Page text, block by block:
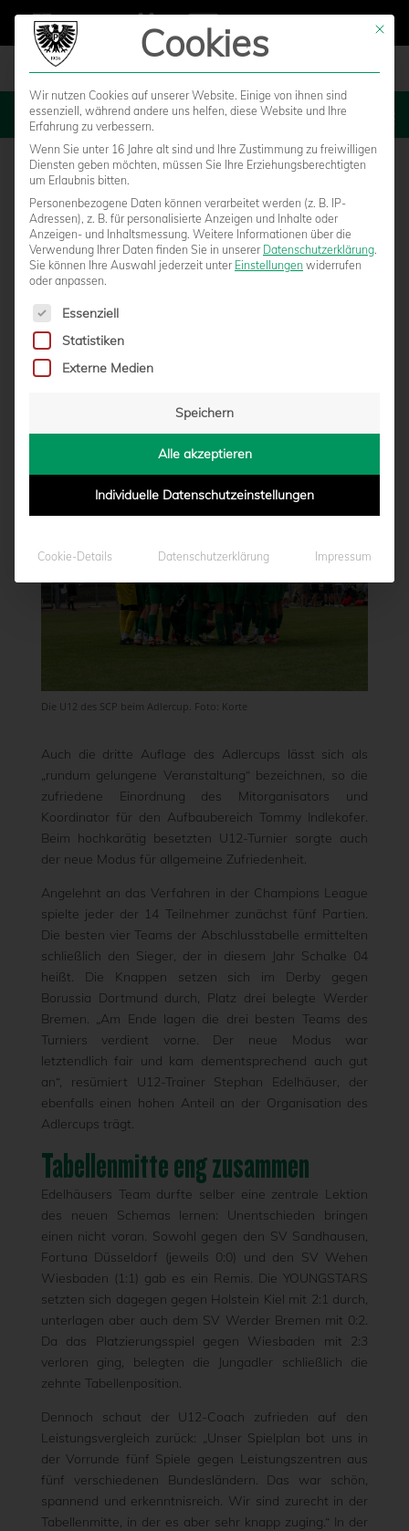
MENU
NEUER MODUS ÜBERZEUGT: RÜCKBLICK
vonMoritz Schwegmann|30.06.2025 - 16:25
Die U12 des SCP beim Adlercup. Foto: Korte
Auch die dritte Auflage des Adlercups lässt sich als
„rundum gelungene Veranstaltung“ bezeichnen, so die
zufriedene Einordnung des Mitorganisators und
Koordinator für den Aufbaubereich Tommy Indlekofer.
Beim hochkarätig besetzten U12-Turnier sorgte auch
der neue Modus für allgemeine Zufriedenheit.
Angelehnt an das Verfahren in der Champions League
spielte jeder der 14 Teilnehmer zunächst fünf Partien.
Die besten vier Teams der Abschlusstabelle ermittelten
schließlich den Sieger, der in diesem Jahr Schalke 04
heißt. Die Knappen setzen sich im Derby gegen
Borussia Dortmund durch, Platz drei belegte Werder
Bremen. „Am Ende lagen die drei besten Teams des
Turniers verdient vorne. Der neue Modus war
letztendlich fair und kam dementsprechend auch gut
an“, resümiert U12-Trainer Stephan Edelhäuser, der
ebenfalls einen hohen Anteil an der Organisation des
Adlercups trägt.
Tabellenmitte eng zusammen
Edelhäusers Team durfte selber eine zentrale Lektion
des neuen Schemas lernen: Unentschieden bringen
einen nicht voran. Sowohl gegen den SV Sandhausen,
Fortuna Düsseldorf (jeweils 0:0) und den SV Wehen
Wiesbaden (1:1) gab es ein Remis. Die YOUNGSTARS
setzten sich dagegen gegen Holstein Kiel mit 2:1 durch,
unterlagen aber auch dem SV Werder Bremen mit 0:2.
Da das Platzierungsspiel gegen Wiesbaden mit 2:3
verloren ging, belegten die Jungadler schließlich die
zehnte Tabellenposition.
Dennoch schaut der U12-Coach zufrieden auf den
Leistungsvergleich zurück: „Unser Spielplan bot uns in
der Vorrunde fünf Spiele gegen Leistungszentren aus
fünf verschiedenen Bundesländern. Das war schön,
spannend und erkenntnisreich. Wir sind zurecht in der
Tabellenmitte, in der es aber sehr knapp zuging.“ In der
Mit
Cookies
Wir nutzen Cookies auf unserer Website. Einige von ihnen sind
essenziell, während andere uns helfen, diese Website und Ihre
Erfahrung zu verbessern.
Wenn Sie unter 16 Jahre alt sind und Ihre Zustimmung zu freiwilligen
Diensten geben möchten, müssen Sie Ihre Erziehungsberechtigten
um Erlaubnis bitten.
Personenbezogene Daten können verarbeitet werden (z. B. IP-
Adressen), z. B. für personalisierte Anzeigen und Inhalte oder
Anzeigen- und Inhaltsmessung. Weitere Informationen über die
Verwendung Ihrer Daten finden Sie in unserer Datenschutzerklärung.
Sie können Ihre Auswahl jederzeit unter Einstellungen widerrufen
oder anpassen.
Es folgt eine Liste der Service-Gruppen, für die eine
Essenziell
Statistiken
Externe Medien
Speichern
Alle akzeptieren
Individuelle Datenschutzeinstellungen
Cookie-Details Datenschutzerklärung Impressum